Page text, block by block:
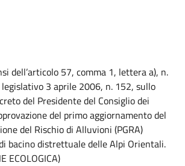
dell’articolo 57, comma 1, lettera a), n.
3 aprile 2006, n. 152, sullo
del Presidente del Consiglio dei
del primo aggiornamento del
del Rischio di Alluvioni (PGRA)
bacino distrettuale delle Alpi Orientali.
ECOLOGICA)